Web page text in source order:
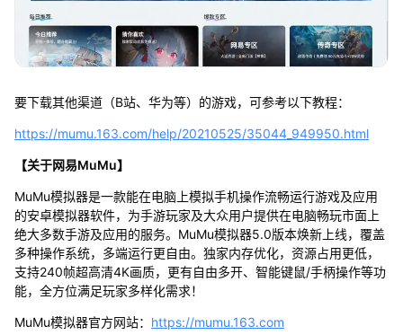
要下载其他渠道（B站、华为等）的游戏，可参考以下教程：
https://mumu.163.com/help/20210525/35044_949950.html
【关于网易MuMu】
MuMu模拟器是一款能在电脑上模拟手机操作流畅运行游戏及应用
的安卓模拟器软件，为手游玩家及大众用户提供在电脑畅玩市面上
绝大多数手游及应用的服务。MuMu模拟器5.0版本焕新上线，覆盖
多种操作系统，多端运行更自由。独家内存优化，资源占用更低，
支持240帧超高清4K画质，更有自由多开、智能键鼠/手柄操作等功
能，全方位满足玩家多样化需求！
MuMu模拟器官方网站： https://mumu.163.com